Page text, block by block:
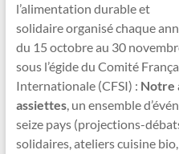
l’alimentation durable et
solidaire organisé chaque
du 15 octobre au 30
sous l’égide du Comité
Internationale (CFSI) : Notre
assiettes, un ensemble
seize pays (projections-
solidaires, ateliers cuisine